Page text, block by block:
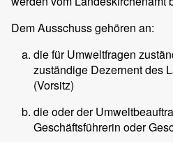
Dem Ausschuss gehören an:
die für Umweltfragen
zuständige Dezernent des
(Vorsitz)
die oder der
Geschäftsführerin oder